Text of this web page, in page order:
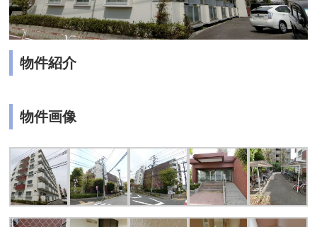
物件紹介
物件画像